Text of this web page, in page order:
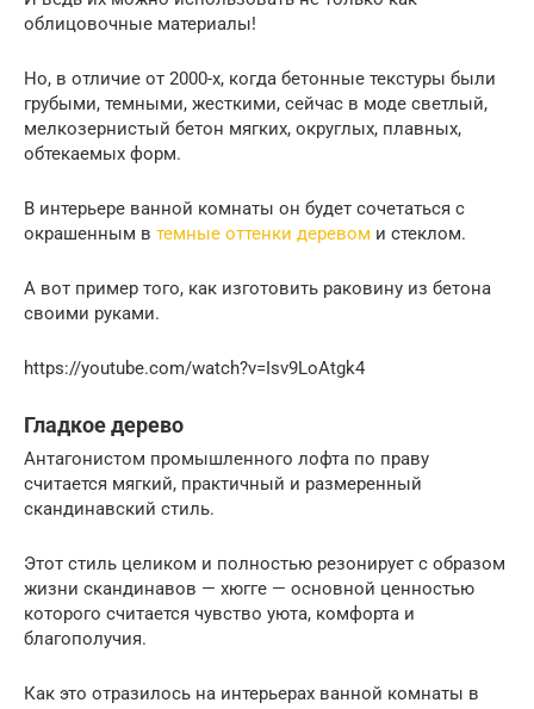
облицовочные материалы!
Но, в отличие от 2000-х, когда бетонные текстуры были
грубыми, темными, жесткими, сейчас в моде светлый,
мелкозернистый бетон мягких, округлых, плавных,
обтекаемых форм.
В интерьере ванной комнаты он будет сочетаться с
окрашенным в темные оттенки деревом и стеклом.
А вот пример того, как изготовить раковину из бетона
своими руками.
https://youtube.com/watch?v=Isv9LoAtgk4
Гладкое дерево
Антагонистом промышленного лофта по праву
считается мягкий, практичный и размеренный
скандинавский стиль.
Этот стиль целиком и полностью резонирует с образом
жизни скандинавов — хюгге — основной ценностью
которого считается чувство уюта, комфорта и
благополучия.
Как это отразилось на интерьерах ванной комнаты в